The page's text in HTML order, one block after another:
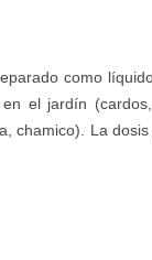
como
el jardín
chamico). La